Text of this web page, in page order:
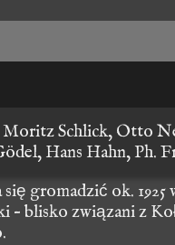
Moritz Schlick, Otto
Hans Hahn, Ph.
gromadzić ok.
– blisko związani z